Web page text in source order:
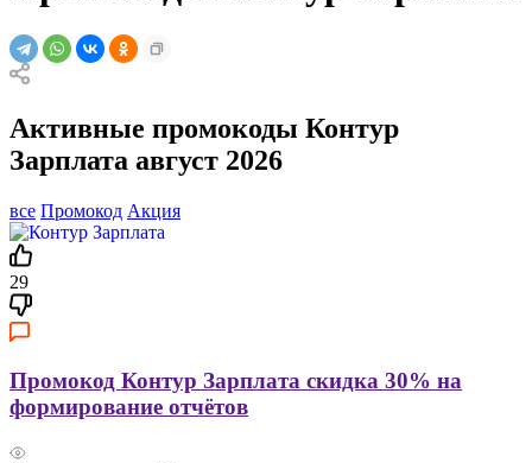
Активные промокоды Контур
Зарплата август 2026
все Промокод Акция
29
Промокод Контур Зарплата скидка 30% на
формирование отчётов